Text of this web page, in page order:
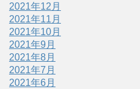
2021年12月
2021年11月
2021年10月
2021年9月
2021年8月
2021年7月
2021年6月